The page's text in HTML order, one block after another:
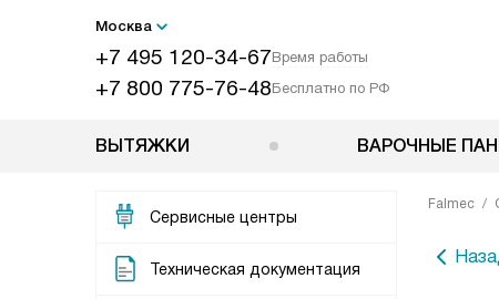
Москва
+7 495 120-34-67Время работы
+7 800 775-76-48Бесплатно по РФ
ВЫТЯЖКИ ВАРОЧНЫЕ
Сервисные центры
Техническая документация
Falmec